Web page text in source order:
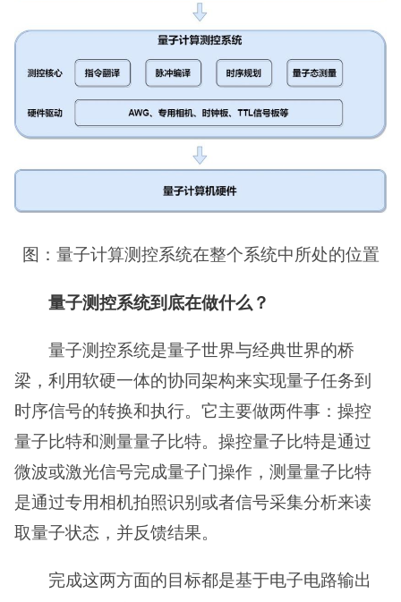
图：量子计算测控系统在整个系统中所处的位置
量子测控系统到底在做什么？
量子测控系统是量子世界与经典世界的桥
梁，利用软硬一体的协同架构来实现量子任务到
时序信号的转换和执行。它主要做两件事：操控
量子比特和测量量子比特。操控量子比特是通过
微波或激光信号完成量子门操作，测量量子比特
是通过专用相机拍照识别或者信号采集分析来读
取量子状态，并反馈结果。
完成这两方面的目标都是基于电子电路输出